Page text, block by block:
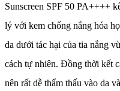
Sunscreen SPF 50 PA++++
lý với kem chống nắng hóa
da dưới tác hại của tia nắng
cách tự nhiên. Đồng thời kết
nên rất dễ thẩm thấu vào da